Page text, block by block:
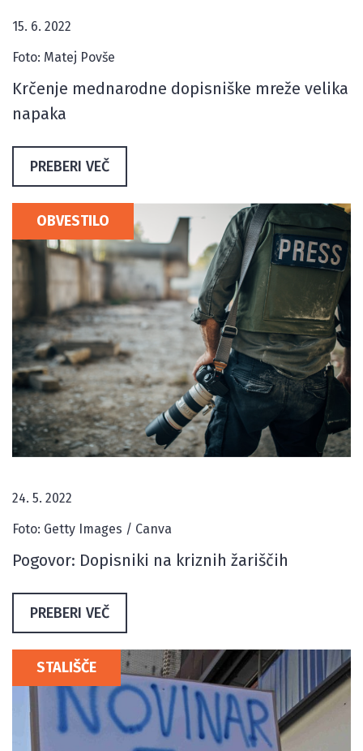
15. 6. 2022
Foto: Matej Povše
Krčenje mednarodne dopisniške mreže velika
napaka
PREBERI VEČ
OBVESTILO
24. 5. 2022
Foto: Getty Images / Canva
Pogovor: Dopisniki na kriznih žariščih
PREBERI VEČ
STALIŠČE